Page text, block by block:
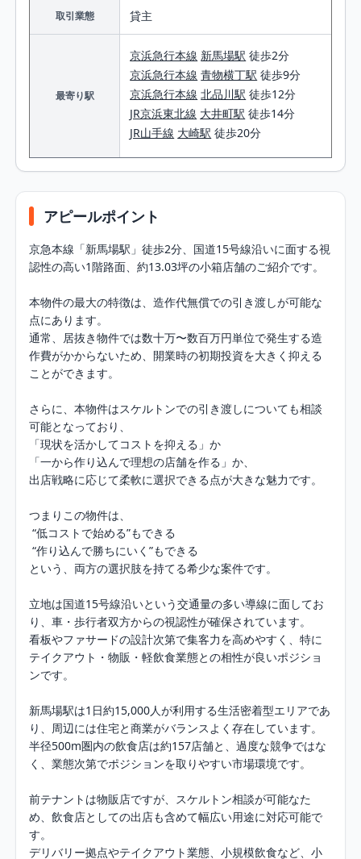
取引業態 貸主
最寄り駅
京浜急行本線 新馬場駅 徒歩2分
京浜急行本線 青物横丁駅 徒歩9分
京浜急行本線 北品川駅 徒歩12分
JR京浜東北線 大井町駅 徒歩14分
JR山手線 大崎駅 徒歩20分
アピールポイント
京急本線「新馬場駅」徒歩2分、国道15号線沿いに面する視
認性の高い1階路面、約13.03坪の小箱店舗のご紹介です。
本物件の最大の特徴は、造作代無償での引き渡しが可能な
点にあります。
通常、居抜き物件では数十万〜数百万円単位で発生する造
作費がかからないため、開業時の初期投資を大きく抑える
ことができます。
さらに、本物件はスケルトンでの引き渡しについても相談
可能となっており、
「現状を活かしてコストを抑える」か
「一から作り込んで理想の店舗を作る」か、
出店戦略に応じて柔軟に選択できる点が大きな魅力です。
つまりこの物件は、
“低コストで始める”もできる
“作り込んで勝ちにいく”もできる
という、両方の選択肢を持てる希少な案件です。
立地は国道15号線沿いという交通量の多い導線に面してお
り、車・歩行者双方からの視認性が確保されています。
看板やファサードの設計次第で集客力を高めやすく、特に
テイクアウト・物販・軽飲食業態との相性が良いポジショ
ンです。
新馬場駅は1日約15,000人が利用する生活密着型エリアであ
り、周辺には住宅と商業がバランスよく存在しています。
半径500m圏内の飲食店は約157店舗と、過度な競争ではな
く、業態次第でポジションを取りやすい市場環境です。
前テナントは物販店ですが、スケルトン相談が可能なた
め、飲食店としての出店も含めて幅広い用途に対応可能で
す。
デリバリー拠点やテイクアウト業態、小規模飲食など、小